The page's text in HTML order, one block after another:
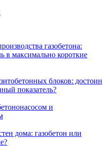
газобетона:
в максимально короткие
блоков: достоин
показатель?
и
дома: газобетон или